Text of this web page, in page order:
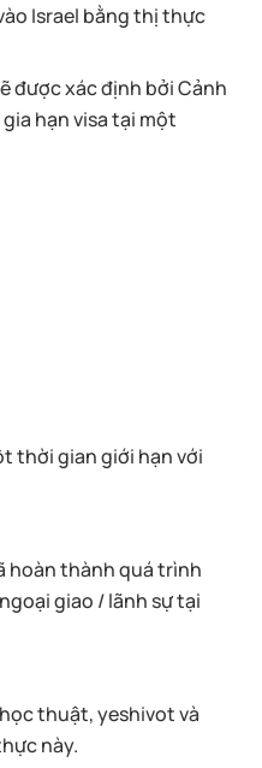
Israel bằng thị thực
được xác định bởi Cảnh
hạn visa tại một
thời gian giới hạn với
hoàn thành quá trình
giao / lãnh sự tại
thuật, yeshivot và
này.